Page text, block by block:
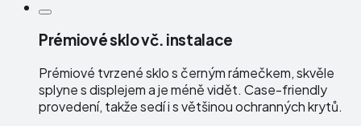
Prémiové sklo vč. instalace
Prémiové tvrzené sklo s černým rámečkem, skvěle
splyne s displejem a je méně vidět. Case-friendly
provedení, takže sedí i s většinou ochranných krytů.